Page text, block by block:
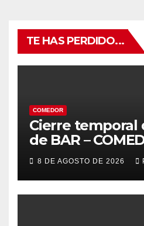
TE HAS PERDIDO...
COMEDOR
Cierre temporal
de BAR –
8 DE AGOSTO DE 2026